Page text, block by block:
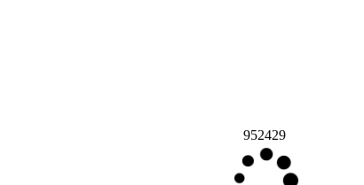
952429